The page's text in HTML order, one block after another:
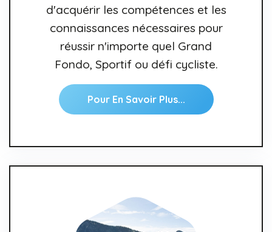
d'acquérir les compétences et les
connaissances nécessaires pour
réussir n'importe quel Grand
Fondo, Sportif ou défi cycliste.
Pour En Savoir Plus...